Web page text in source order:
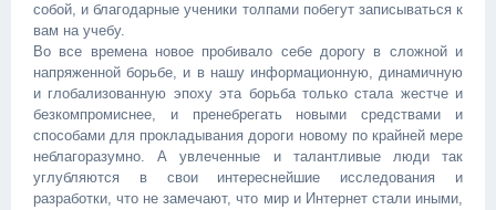
собой, и благодарные ученики толпами побегут записываться к
вам на учебу.
Во все времена новое пробивало себе дорогу в сложной и
напряженной борьбе, и в нашу информационную, динамичную
и глобализованную эпоху эта борьба только стала жестче и
безкомпромиснее, и пренебрегать новыми средствами и
способами для прокладывания дороги новому по крайней мере
неблагоразумно. А увлеченные и талантливые люди так
углубляются в свои интереснейшие исследования и
разработки, что не замечают, что мир и Интернет стали иными,